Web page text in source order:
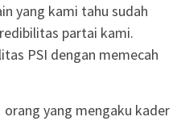
yang kami tahu sudah
partai kami.
PSI dengan memecah
orang yang mengaku kader